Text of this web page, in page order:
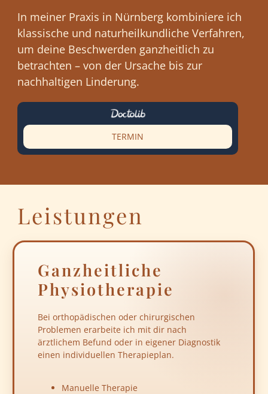
In meiner Praxis in Nürnberg kombiniere ich
klassische und naturheilkundliche Verfahren,
um deine Beschwerden ganzheitlich zu
betrachten – von der Ursache bis zur
nachhaltigen Linderung.
TERMIN
Leistungen
Ganzheitliche
Physiotherapie
Bei orthopädischen oder chirurgischen
Problemen erarbeite ich mit dir nach
ärztlichem Befund oder in eigener Diagnostik
einen individuellen Therapieplan.
Manuelle Therapie